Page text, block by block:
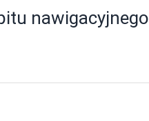
nawigacyjnego